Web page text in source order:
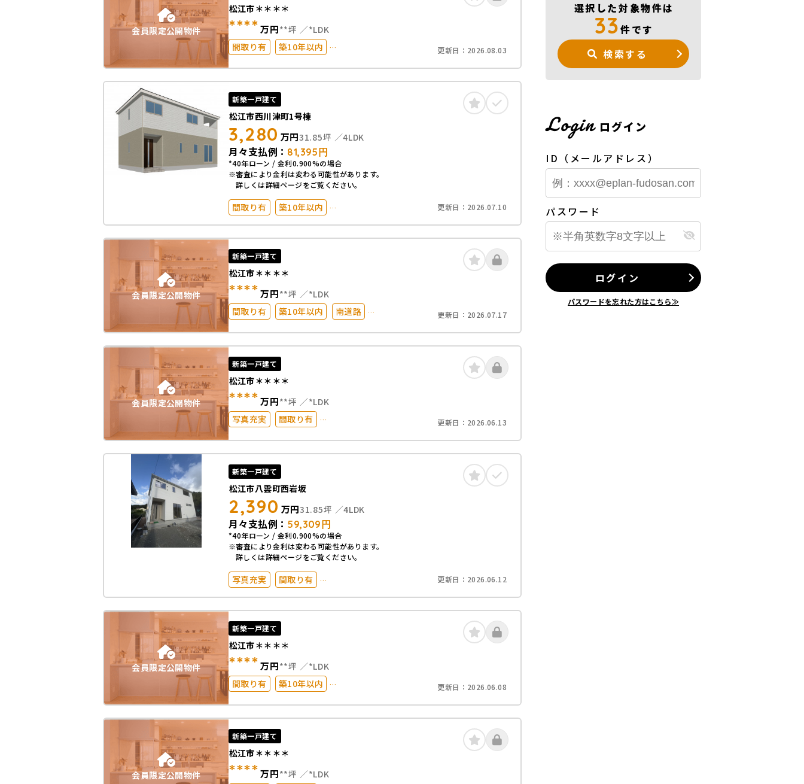
会員限定公開物件
松江市＊＊＊＊
****万円**坪
*LDK
間取り有
築10年以内
更新日： 2026.08.03
新築一戸建て
松江市西川津町1号棟
3,280 万円31.85坪 4LDK
月々支払例： 81,395 円
*40年ローン / 金利0.900%の場合
※審査により金利は変わる可能性があります。
詳しくは詳細ページをご覧ください。
間取り有
築10年以内
駐車場2台以上
50坪以上
オール電化
更新日： 2026.07.10
会員限定公開物件
新築一戸建て
松江市＊＊＊＊
****万円**坪
*LDK
間取り有
築10年以内
南道路
50坪以上
オール電化
南面バルコニー
更新日： 2026.07.17
会員限定公開物件
新築一戸建て
松江市＊＊＊＊
****万円**坪
*LDK
写真充実
間取り有
駐車場2台以上
50坪以上
オール電化
更新日： 2026.06.13
新築一戸建て
松江市八雲町西岩坂
2,390 万円31.85坪 4LDK
月々支払例： 59,309 円
*40年ローン / 金利0.900%の場合
※審査により金利は変わる可能性があります。
詳しくは詳細ページをご覧ください。
写真充実
間取り有
築10年以内
駐車場2台以上
50坪以上
オール電化
更新日： 2026.06.12
会員限定公開物件
新築一戸建て
松江市＊＊＊＊
****万円**坪
*LDK
間取り有
築10年以内
オール電化
更新日： 2026.06.08
会員限定公開物件
新築一戸建て
松江市＊＊＊＊
****万円**坪
*LDK
選択した対象物件は
33件です
検索する
Login ログイン
ID（メールアドレス）
パスワード
ログイン
パスワードを忘れた方はこちら≫